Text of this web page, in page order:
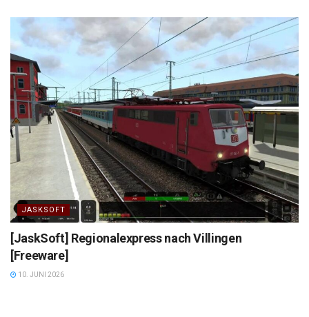
JASKSOFT
[JaskSoft] Regionalexpress nach Villingen
[Freeware]
10. JUNI 2026